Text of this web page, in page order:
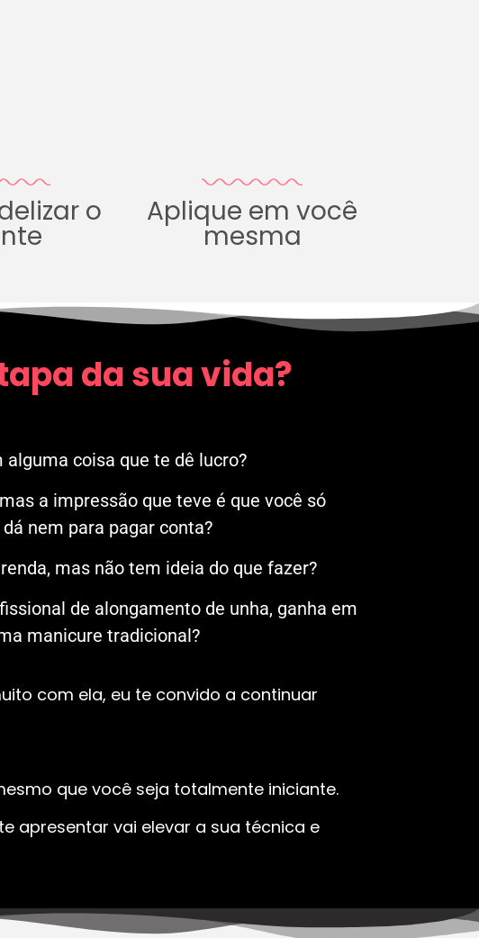
o Aplique em você
mesma
da sua vida?
coisa que te dê lucro?
a impressão que teve é que você só
nem para pagar conta?
mas não tem ideia do que fazer?
de alongamento de unha, ganha em
manicure tradicional?
com ela, eu te convido a continuar
que você seja totalmente iniciante.
apresentar vai elevar a sua técnica e